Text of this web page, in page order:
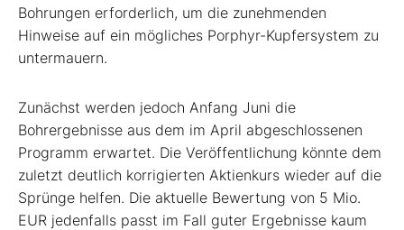
Bohrungen erforderlich, um die zunehmenden
Hinweise auf ein mögliches Porphyr-Kupfersystem zu
untermauern.
Zunächst werden jedoch Anfang Juni die
Bohrergebnisse aus dem im April abgeschlossenen
Programm erwartet. Die Veröffentlichung könnte dem
zuletzt deutlich korrigierten Aktienkurs wieder auf die
Sprünge helfen. Die aktuelle Bewertung von 5 Mio.
EUR jedenfalls passt im Fall guter Ergebnisse kaum